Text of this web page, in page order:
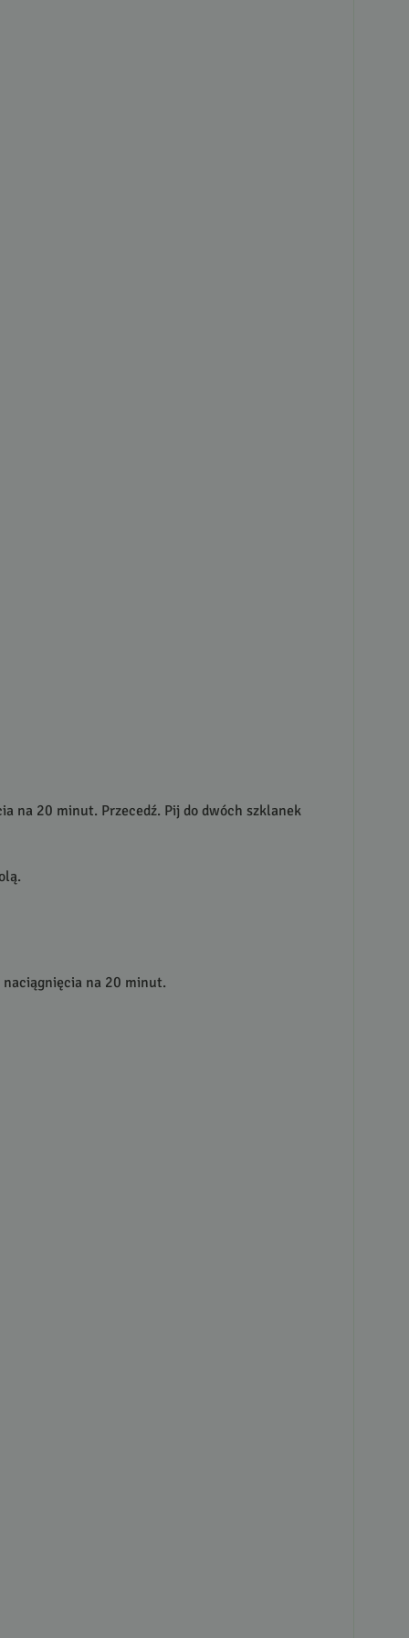
na 20 minut. Przecedź. Pij do dwóch szklanek
naciągnięcia na 20 minut.